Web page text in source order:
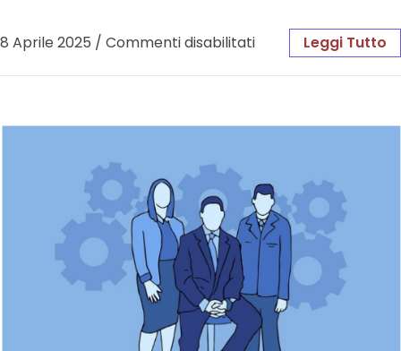
8 Aprile 2025 / Commenti disabilitati Leggi Tutto